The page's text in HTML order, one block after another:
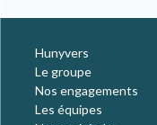
Hunyvers
Le groupe
Nos engagements
Les équipes